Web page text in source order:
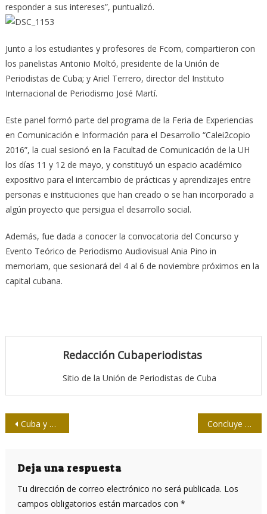
responder a sus intereses”, puntualizó.
Junto a los estudiantes y profesores de Fcom, compartieron con
los panelistas Antonio Moltó, presidente de la Unión de
Periodistas de Cuba; y Ariel Terrero, director del Instituto
Internacional de Periodismo José Martí.
Este panel formó parte del programa de la Feria de Experiencias
en Comunicación e Información para el Desarrollo “Calei2copio
2016”, la cual sesionó en la Facultad de Comunicación de la UH
los días 11 y 12 de mayo, y constituyó un espacio académico
expositivo para el intercambio de prácticas y aprendizajes entre
personas e instituciones que han creado o se han incorporado a
algún proyecto que persigua el desarrollo social.
Además, fue dada a conocer la convocatoria del Concurso y
Evento Teórico de Periodismo Audiovisual Ania Pino in
memoriam, que sesionará del 4 al 6 de noviembre próximos en la
capital cubana.
Redacción Cubaperiodistas
Sitio de la Unión de Periodistas de Cuba
Navegación
entradas
Cuba y EE.UU. colaboran en restauración de Museo Hemingway Concluye XII Encuentro Iberoamericano de Género y Comunicación
Deja una respuesta
Tu dirección de correo electrónico no será publicada. Los
campos obligatorios están marcados con *